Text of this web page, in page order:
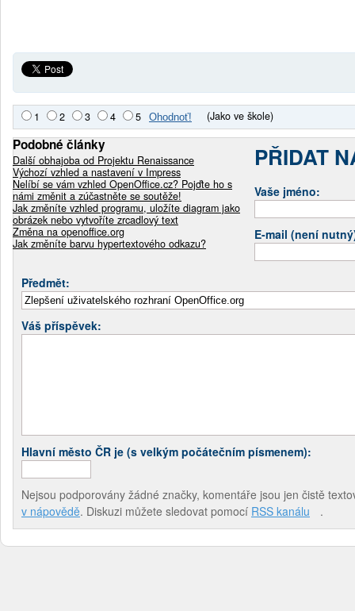
1 2 3 4 5 (Jako ve škole)
Podobné články
Další obhajoba od Projektu Renaissance
Výchozí vzhled a nastavení v Impress
Nelíbí se vám vzhled OpenOffice.cz? Pojďte ho s
námi změnit a zúčastněte se soutěže!
Jak změníte vzhled programu, uložíte diagram jako
obrázek nebo vytvoříte zrcadlový text
Změna na openoffice.org
Jak změníte barvu hypertextového odkazu?
PŘIDAT
Vaše jméno:
E-mail (není
Předmět:
Váš příspěvek:
Hlavní město ČR je (s velkým počátečním písmenem):
Nejsou podporovány žádné značky, komentáře jsou jen čistě
v nápovědě. Diskuzi můžete sledovat pomocí RSS kanálu .